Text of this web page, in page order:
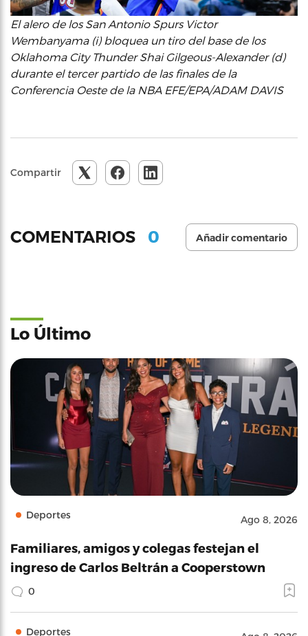
El alero de los San Antonio Spurs Victor
Wembanyama (i) bloquea un tiro del base de los
Oklahoma City Thunder Shai Gilgeous-Alexander (d)
durante el tercer partido de las finales de la
Conferencia Oeste de la NBA EFE/EPA/ADAM DAVIS
Compartir
COMENTARIOS 0 Añadir comentario
Lo Último
Deportes Ago 8, 2026
Familiares, amigos y colegas festejan el
ingreso de Carlos Beltrán a Cooperstown
0
Deportes